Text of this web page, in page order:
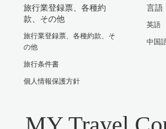
旅行業登録票、各種約
款、その他
旅行業登録票、各種約款、そ
の他
旅行条件書
個人情報保護方針
言語
英語
中国